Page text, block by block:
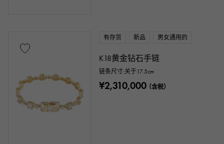
有存货 新品 男女通用的
K18黄金钻石手链
链条尺寸:关于17.5cm
¥2,310,000（含税）